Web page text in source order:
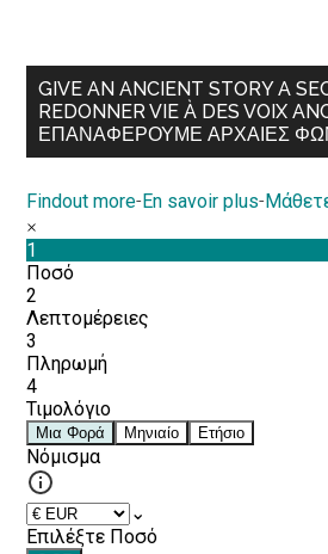
GIVE AN ANCIENT STORY A
REDONNER VIE À DES VOIX
ΕΠΑΝΑΦΈΡΟΥΜΕ ΑΡΧΑΊΕΣ
Findout more-En savoir plus-